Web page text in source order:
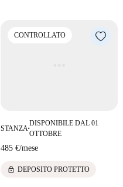
CONTROLLATO
STANZA ■
DISPONIBILE DAL 01
OTTOBRE
485 €/mese
lock DEPOSITO PROTETTO